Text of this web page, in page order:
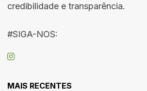
credibilidade e transparência.
#SIGA-NOS:
MAIS RECENTES